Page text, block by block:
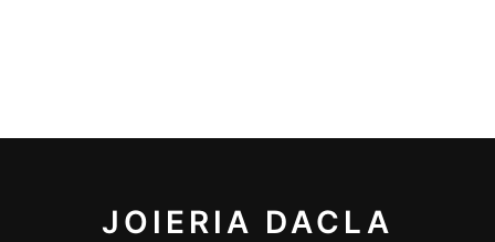
JOIERIA DACLA